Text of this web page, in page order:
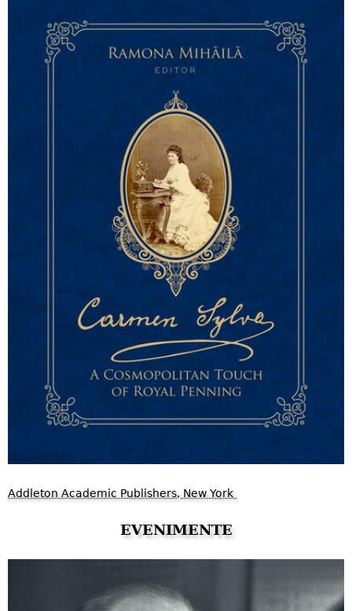
Addleton Academic Publishers, New York
EVENIMENTE